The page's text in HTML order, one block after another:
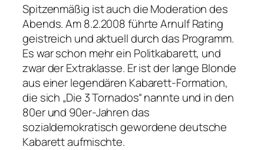
Spitzenmäßig ist auch die Moderation des
Abends. Am 8.2.2008 führte Arnulf Rating
geistreich und aktuell durch das Programm.
Es war schon mehr ein Politkabarett, und
zwar der Extraklasse. Er ist der lange Blonde
aus einer legendären Kabarett-Formation,
die sich „Die 3 Tornados“ nannte und in den
80er und 90er-Jahren das
sozialdemokratisch gewordene deutsche
Kabarett aufmischte.